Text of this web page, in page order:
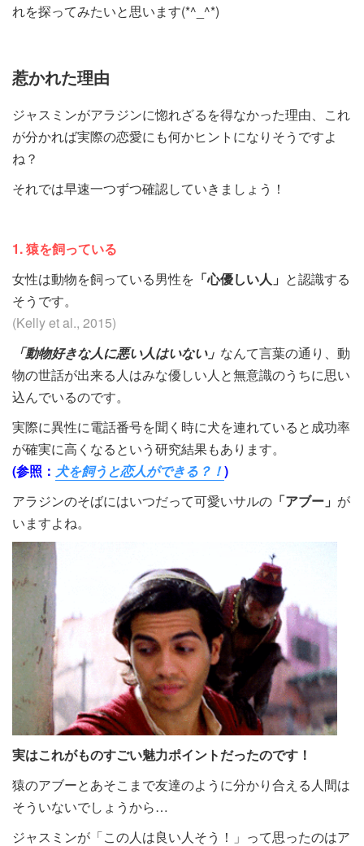
れを探ってみたいと思います(*^_^*)
惹かれた理由
ジャスミンがアラジンに惚れざるを得なかった理由、これ
が分かれば実際の恋愛にも何かヒントになりそうですよ
ね？
それでは早速一つずつ確認していきましょう！
1. 猿を飼っている
女性は動物を飼っている男性を 「心優しい人」 と認識する
そうです。
(Kelly et al., 2015)
「動物好きな人に悪い人はいない」 なんて言葉の通り、動
物の世話が出来る人はみな優しい人と無意識のうちに思い
込んでいるのです。
実際に異性に電話番号を聞く時に犬を連れていると成功率
が確実に高くなるという研究結果もあります。
(参照： 犬を飼うと恋人ができる？！)
アラジンのそばにはいつだって可愛いサルの 「アブー」 が
いますよね。
実はこれがものすごい魅力ポイントだったのです！
猿のアブーとあそこまで友達のように分かり合える人間は
そういないでしょうから…
ジャスミンが「この人は良い人そう！」って思ったのはア